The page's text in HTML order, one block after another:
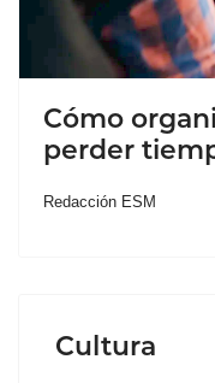
Cómo
perder
Redacción ESM
Cultura